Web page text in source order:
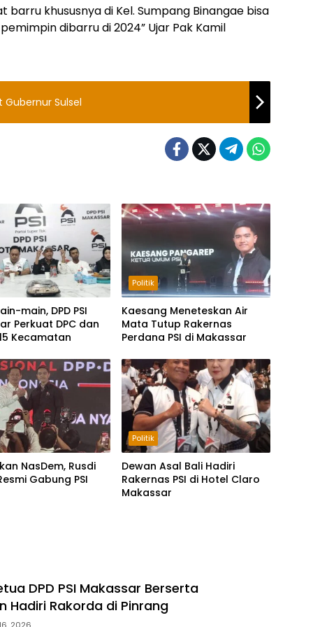
barru khususnya di Kel. Sumpang Binangae bisa
dibarru di 2024” Ujar Pak Kamil
Gubernur Sulsel
main, DPD PSI
Perkuat DPC dan
Kecamatan
Politik
Kaesang Meneteskan Air
Mata Tutup Rakernas
Perdana PSI di Makassar
NasDem, Rusdi
Gabung PSI
Politik
Dewan Asal Bali Hadiri
Rakernas PSI di Hotel Claro
Makassar
DPD PSI Makassar Berserta
Hadiri Rakorda di Pinrang